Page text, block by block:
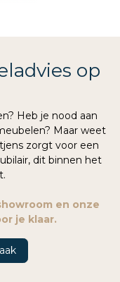
op
Heb je nood aan
Maar weet
zorgt voor een
dit binnen het
en onze
je klaar.